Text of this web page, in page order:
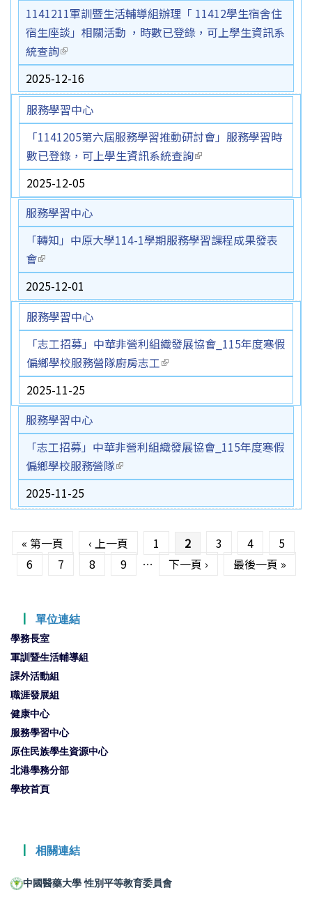
1141211軍訓暨生活輔導組辦理「 11412學生宿舍住
宿生座談」相關活動 ，時數已登錄，可上學生資訊系
統查詢(link is external)
2025-12-16
服務學習中心
「1141205第六屆服務學習推動研討會」服務學習時
數已登錄，可上學生資訊系統查詢(link is external)
2025-12-05
服務學習中心
「轉知」中原大學114-1學期服務學習課程成果發表
會(link is external)
2025-12-01
服務學習中心
「志工招募」中華非營利組織發展協會_115年度寒假
偏鄉學校服務營隊廚房志工(link is external)
2025-11-25
服務學習中心
「志工招募」中華非營利組織發展協會_115年度寒假
偏鄉學校服務營隊(link is external)
2025-11-25
« 第一頁 ‹ 上一頁 1 2 3 4
5
6
7 8 9 … 下一頁 › 最後一頁 »
┃ 單位連結
學務長室
軍訓暨生活輔導組
課外活動組
職涯發展組
健康中心
服務學習中心
原住民族學生資源中心
北港學務分部
學校首頁
┃ 相關連結
中國醫藥大學 性別平等教育委員會